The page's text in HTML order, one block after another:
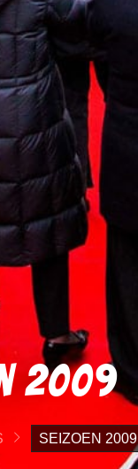
2009
SEIZOEN 2009